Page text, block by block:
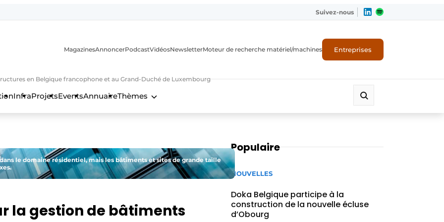
Suivez-nous
en Belgique francophone et au Grand-Duché de Luxembourg
MagazinesAnnoncerPodcastVidéosNewsletterMoteur de recherche matériel/machines Entreprises
InfraProjetsEventsAnnuaireThèmes
le domaine résidentiel, mais les bâtiments et sites de grande taille
la gestion de bâtiments
Populaire
NOUVELLES
Doka Belgique participe à la
construction de la nouvelle écluse
d’Obourg